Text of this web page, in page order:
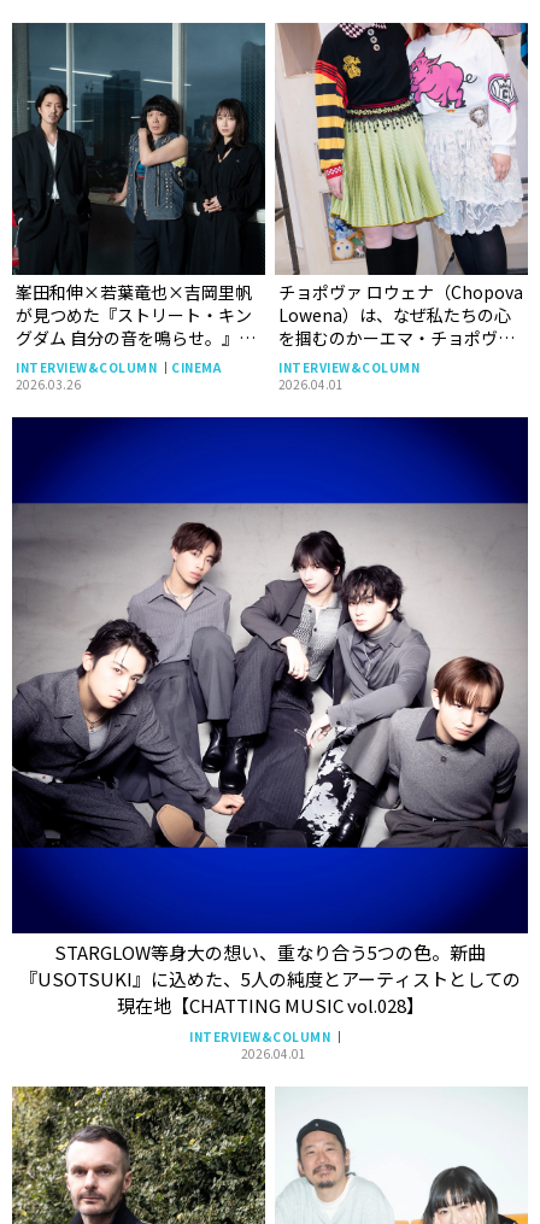
峯田和伸×若葉竜也×吉岡里帆
が見つめた『ストリート・キン
グダム 自分の音を鳴らせ。』が
描く、ものづくりの熱と初期衝
動
INTERVIEW&COLUMN
CINEMA
2026.03.26
チョポヴァ ロウェナ（Chopova
Lowena）は、なぜ私たちの心
を掴むのかーエマ・チョポヴァ
＆ローラ・ロウェナにインタ
ビュー。強く、楽しく世界に立
INTERVIEW&COLUMN
2026.04.01
STARGLOW等身大の想い、重なり合う5つの色。新曲
『USOTSUKI』に込めた、5人の純度とアーティストとしての
現在地【CHATTING MUSIC vol.028】
INTERVIEW&COLUMN
2026.04.01